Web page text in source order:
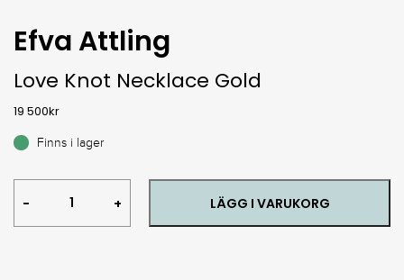
Efva Attling
Love Knot Necklace Gold
19 500kr
Finns i lager
Knot
Necklace
LÄGG I VARUKORG